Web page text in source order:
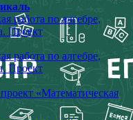
работа по алгебре,
Проект
работа по алгебре,
Проект
«Математическая